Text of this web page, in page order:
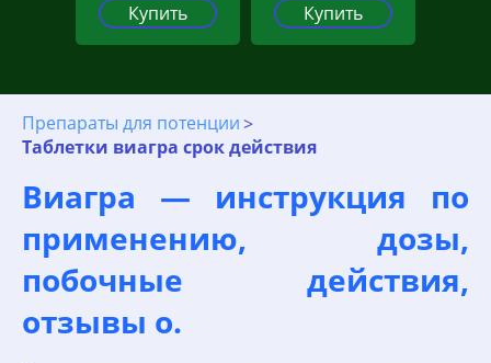
Купить Купить
Препараты для потенции
Таблетки виагра срок действия
Виагра — инструкция по
применению, дозы,
побочные действия,
отзывы о.